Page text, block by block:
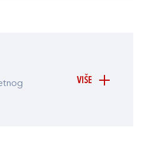
VIŠE